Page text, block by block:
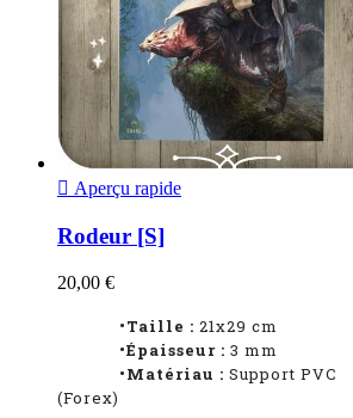
 Aperçu rapide
Rodeur [S]
20,00 €
•Taille : 21x29 cm
•Épaisseur : 3 mm
•Matériau : Support PVC
(Forex)